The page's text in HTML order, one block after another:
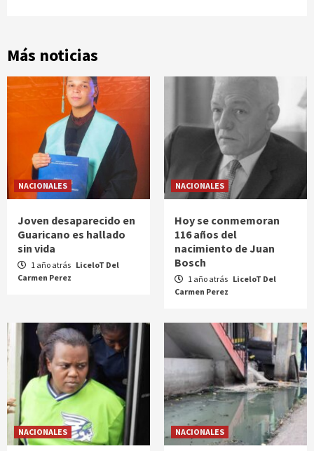
Más noticias
NACIONALES
Joven desaparecido en
Guaricano es hallado
sin vida
1 año atrás LiceloT Del
Carmen Perez
NACIONALES
Hoy se conmemoran
116 años del
nacimiento de Juan
Bosch
1 año atrás LiceloT Del
Carmen Perez
NACIONALES NACIONALES